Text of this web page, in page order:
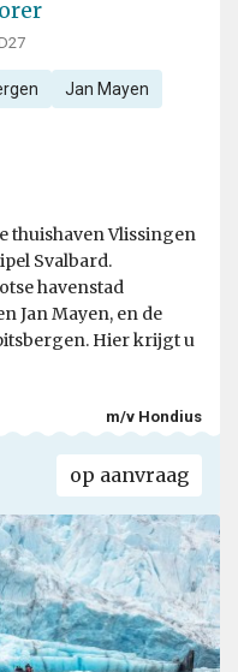
Jan Mayen
thuishaven Vlissingen
Svalbard.
havenstad
Jan Mayen, en de
Hier krijgt u
m/v Hondius
op aanvraag